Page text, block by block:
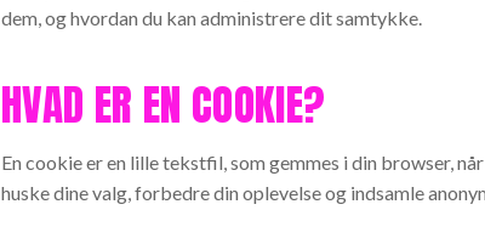
dem, og hvordan du kan administrere dit samtykke.
HVAD ER EN COOKIE?
En cookie er en lille tekstfil, som gemmes i din browser,
huske dine valg, forbedre din oplevelse og indsamle